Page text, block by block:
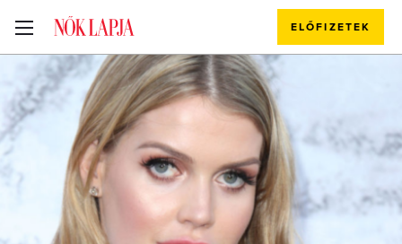
ELŐFIZETEK